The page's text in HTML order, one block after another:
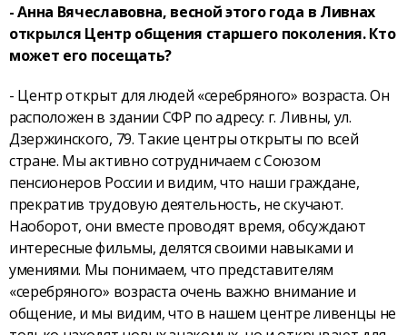
- Анна Вячеславовна, весной этого года в Ливнах
открылся Центр общения старшего поколения. Кто
может его посещать?
- Центр открыт для людей «серебряного» возраста. Он
расположен в здании СФР по адресу: г. Ливны, ул.
Дзержинского, 79. Такие центры открыты по всей
стране. Мы активно сотрудничаем с Союзом
пенсионеров России и видим, что наши граждане,
прекратив трудовую деятельность, не скучают.
Наоборот, они вместе проводят время, обсуждают
интересные фильмы, делятся своими навыками и
умениями. Мы понимаем, что представителям
«серебряного» возраста очень важно внимание и
общение, и мы видим, что в нашем центре ливенцы не